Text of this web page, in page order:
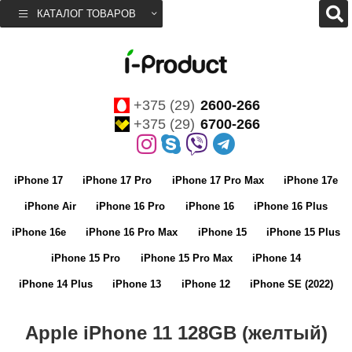
КАТАЛОГ ТОВАРОВ
+375 (29) 2600-266
+375 (29) 6700-266
iPhone 17 iPhone 17 Pro iPhone 17 Pro Max iPhone 17e
iPhone Air iPhone 16 Pro iPhone 16 iPhone 16 Plus
iPhone 16e iPhone 16 Pro Max iPhone 15 iPhone 15 Plus
iPhone 15 Pro iPhone 15 Pro Max iPhone 14
iPhone 14 Plus iPhone 13 iPhone 12 iPhone SE (2022)
Apple iPhone 11 128GB (желтый)